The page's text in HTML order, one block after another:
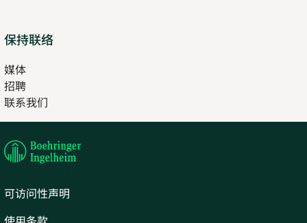
保持联络
媒体
招聘
in
new
联系我们
in
tab
可访问性声明